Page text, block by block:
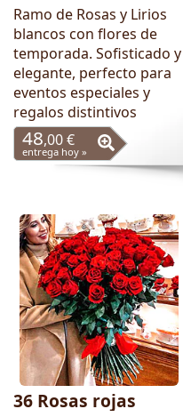
Ramo de Rosas y Lirios
blancos con flores de
temporada. Sofisticado y
elegante, perfecto para
eventos especiales y
regalos distintivos
48,00 €
entrega hoy »
36 Rosas rojas